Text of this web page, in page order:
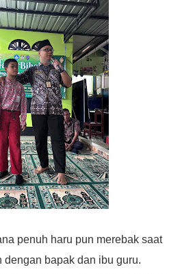
penuh haru pun merebak saat
bapak dan ibu guru.